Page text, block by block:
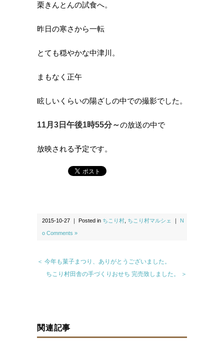
栗きんとんの試食へ。
昨日の寒さから一転
とても穏やかな中津川。
まもなく正午
眩しいくらいの陽ざしの中での撮影でした。
11月3日午後1時55分～の放送の中で
放映される予定です。
2015-10-27 ｜ Posted in ちこり村 ちこり村マルシェ ｜ N
o Comments »
＜ 今年も菓子まつり、ありがとうございました。
ちこり村田舎の手づくりおせち 完売致しました。 ＞
関連記事